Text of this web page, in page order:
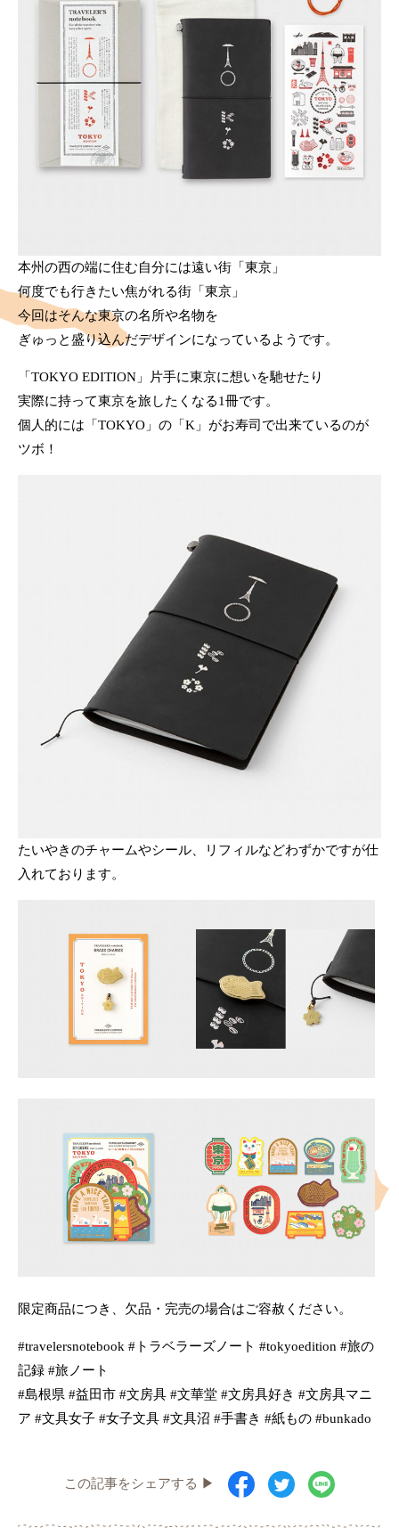
本州の西の端に住む自分には遠い街「東京」
何度でも行きたい焦がれる街「東京」
今回はそんな東京の名所や名物を
ぎゅっと盛り込んだデザインになっているようです。
「TOKYO EDITION」片手に東京に想いを馳せたり
実際に持って東京を旅したくなる1冊です。
個人的には「TOKYO」の「K」がお寿司で出来ているのが
ツボ！
たいやきのチャームやシール、リフィルなどわずかですが仕
入れております。
限定商品につき、欠品・完売の場合はご容赦ください。
#travelersnotebook #トラベラーズノート #tokyoedition #旅の
記録 #旅ノート
#島根県 #益田市 #文房具 #文華堂 #文房具好き #文房具マニ
ア #文具女子 #女子文具 #文具沼 #手書き #紙もの #bunkado
この記事をシェアする ▶